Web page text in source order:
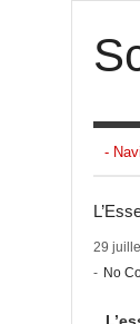
29
- No